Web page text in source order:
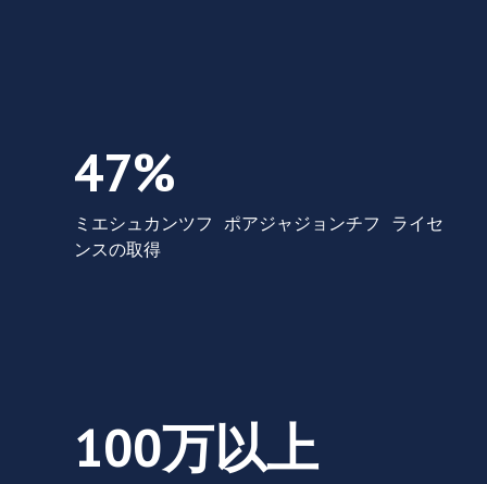
47%
ミエシュカンツフ ポアジャジョンチフ ライセ
ンスの取得
47% ミェシュカンツォフ ポジアジョンチ
100万以上
100 万以上 ザトルドニオニッチ (w wieku